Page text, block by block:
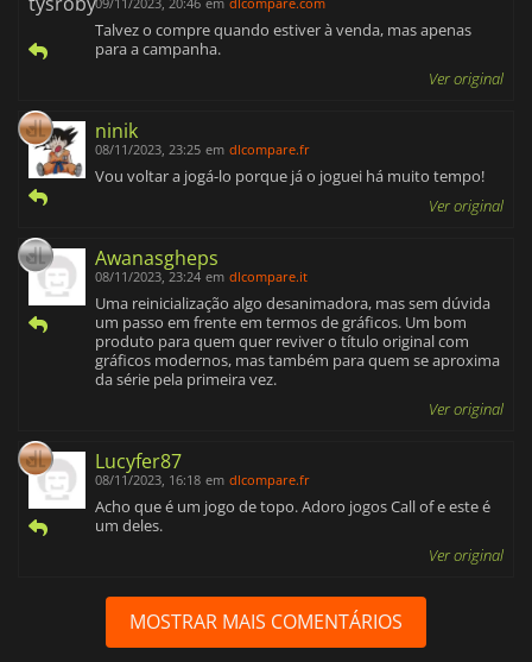
Talvez o compre quando estiver à venda, mas apenas
para a campanha.
Ver original
ninik
08/11/2023, 23:25 em dlcompare.fr
Vou voltar a jogá-lo porque já o joguei há muito tempo!
Ver original
Awanasgheps
08/11/2023, 23:24 em dlcompare.it
Uma reinicialização algo desanimadora, mas sem dúvida
um passo em frente em termos de gráficos. Um bom
produto para quem quer reviver o título original com
gráficos modernos, mas também para quem se aproxima
da série pela primeira vez.
Ver original
Lucyfer87
08/11/2023, 16:18 em dlcompare.fr
Acho que é um jogo de topo. Adoro jogos Call of e este é
um deles.
Ver original
MOSTRAR MAIS COMENTÁRIOS